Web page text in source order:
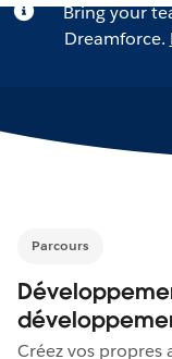
Bring your
Dreamforce.
Parcours
Créez vos